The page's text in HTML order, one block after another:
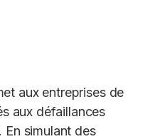
aux entreprises de
aux défaillances
simulant des